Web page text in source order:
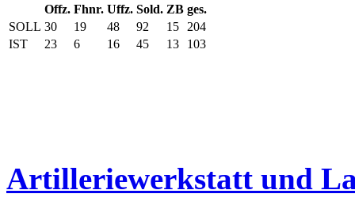
Offz. Fhnr. Uffz. Sold. ZB ges.
SOLL 30 19 48 92 15
204
IST
23 6 16 45 13 103
Artilleriewerkstatt und